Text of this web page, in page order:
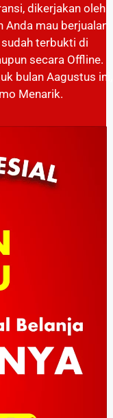
dikerjakan oleh
mau berjualan
terbukti di
secara Offline.
bulan Aagustus ini,
Menarik.